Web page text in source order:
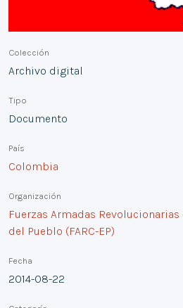
Colección
Archivo digital
Tipo
Documento
País
Colombia
Organización
Fuerzas Armadas
del Pueblo (FARC-EP)
Fecha
2014-08-22